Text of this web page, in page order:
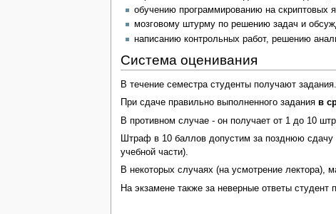
обучению программированию на скриптовых
мозговому штурму по решению задач и
написанию контрольных работ, решению
Система оценивания
В течение семестра студенты получают задания.
При сдаче правильно выполненного задания в
В противном случае - он получает от 1 до 10
Штраф в 10 баллов допустим за позднюю сдачу
учебной части).
В некоторых случаях (на усмотрение лектора),
На экзамене также за неверные ответы